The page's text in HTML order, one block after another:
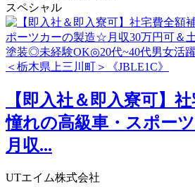
スペシャル
【即入社＆即入寮可】
憧れの高級車・スポー
月収...
UTエイム株式会社